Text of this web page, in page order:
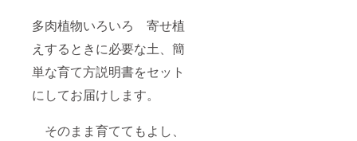
多肉植物いろいろ 寄せ植
えするときに必要な土、簡
単な育て方説明書をセット
にしてお届けします。
そのまま育ててもよし、